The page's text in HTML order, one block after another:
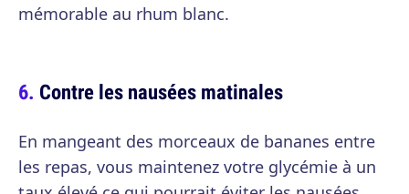
mémorable au rhum blanc.
Contre les nausées matinales
En mangeant des morceaux de bananes entre
les repas, vous maintenez votre glycémie à un